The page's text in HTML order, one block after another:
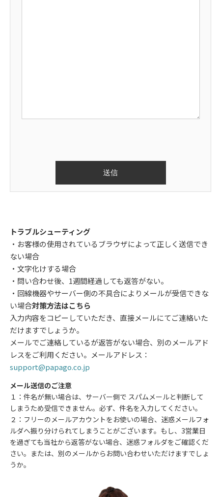
トラブルシューティング
・お客様の使用されているブラウザによって正しく送信でき
ない場合
・文字化けする場合
・問い合わせ後、1週間経過しても返答がない。
・回線機器やサーバー側の不具合によりメールが受信できな
い場合対策方法はこちら
入力内容をコピーしていただき、直接メールにてご連絡いた
だけますでしょうか。
メールでご連絡しているが返答がない場合、別のメールアド
レスをご利用ください。メールアドレス：
support@papago.co.jp
メール送信のご注意
１：件名が無い場合は、サーバー側で スパムメールと判断して
しまうため受信できません。必ず、件名を入力してください。
２：フリーのメールアカウントをお使いの場合、迷惑メールフォ
ルダへ振り分けられてしまうことがございます。もし、3営業日
を過ぎても当社から返答がない場合、迷惑フォルダをご確認くだ
さい。または、別のメールからお問い合わせいただけますでしょ
うか。